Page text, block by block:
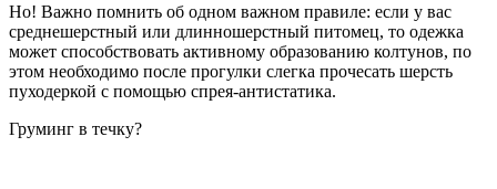
Но! Важно помнить об одном важном правиле: если у вас
среднешерстный или длинношерстный питомец, то одежка
может способствовать активному образованию колтунов, по
этом необходимо после прогулки слегка прочесать шерсть
пуходеркой с помощью спрея-антистатика.
Груминг в течку?